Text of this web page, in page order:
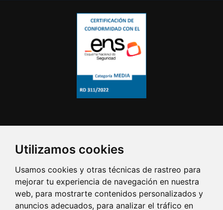
Utilizamos cookies
Usamos cookies y otras técnicas de rastreo para
mejorar tu experiencia de navegación en nuestra
web, para mostrarte contenidos personalizados y
anuncios adecuados, para analizar el tráfico en